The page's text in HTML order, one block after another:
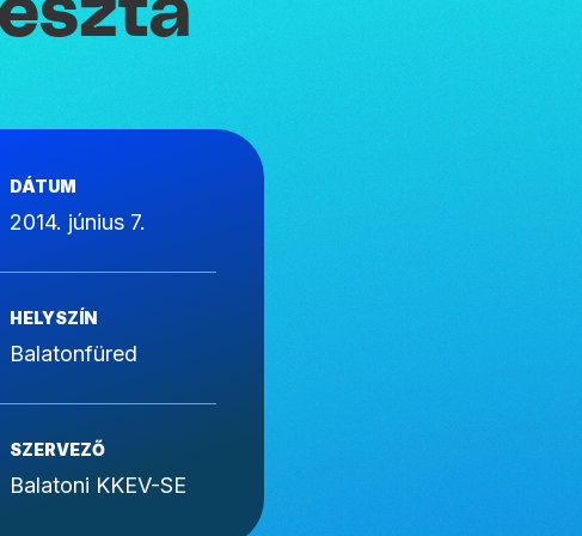
DÁTUM
2014. június 7.
HELYSZÍN
Balatonfüred
SZERVEZŐ
Balatoni KKEV-SE